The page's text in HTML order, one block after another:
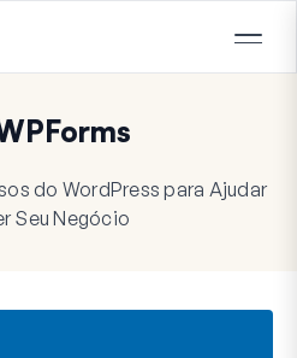
do WordPress para Ajudar
Seu Negócio